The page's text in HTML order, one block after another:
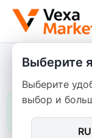
Выберите
Выберите
выбор и
RU
Цены в этой
медиана4